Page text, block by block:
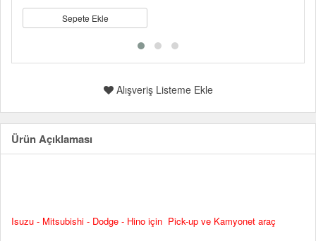
Sepete Ekle
Alışveriş Listeme Ekle
Ürün Açıklaması
Isuzu - Mitsubishi - Dodge - Hino için Pick-up ve Kamyonet araç